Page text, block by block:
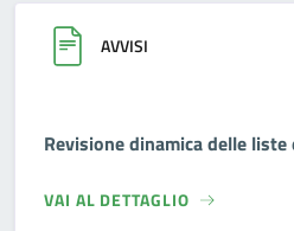
AVVISI
Revisione dinamica delle
VAI AL DETTAGLIO